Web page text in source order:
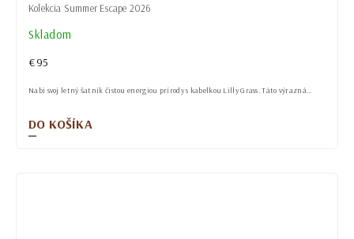
Kolekcia Summer Escape 2026
Skladom
€95
DO KOŠÍKA
Nabi svoj letný šatník čistou energiou prírody s kabelkou Lilly Grass. Táto výrazná...